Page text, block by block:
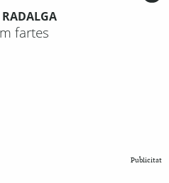
fartes
Publicitat